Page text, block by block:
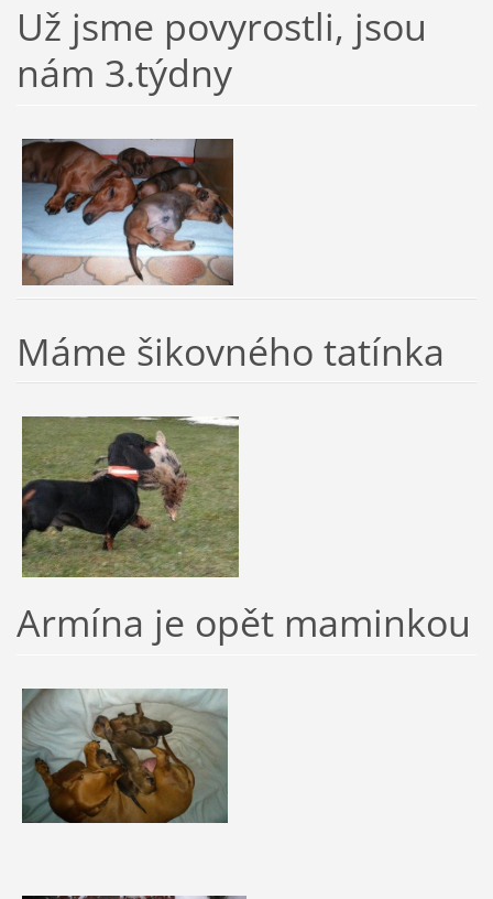
Už jsme povyrostli, jsou
nám 3.týdny
Máme šikovného tatínka
Armína je opět maminkou